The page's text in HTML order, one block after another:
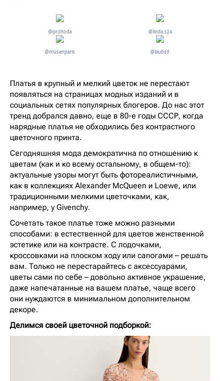
@prohoda @linda.sza
@musierparis @laubsd
Платья в крупный и мелкий цветок не перестают
появляться на страницах модных изданий и в
социальных сетях популярных блогеров. До нас этот
тренд добрался давно, еще в 80-е годы СССР, когда
нарядные платья не обходились без контрастного
цветочного принта.
Сегодняшняя мода демократична по отношению к
цветам (как и ко всему остальному, в общем-то):
актуальные узоры могут быть фотореалистичными,
как в коллекциях Alexander McQueen и Loewe, или
традиционными мелкими цветочками, как,
например, у Givenchy.
Сочетать такое платье тоже можно разными
способами: в естественной для цветов женственной
эстетике или на контрасте. С лодочками,
кроссовками на плоском ходу или сапогами – решать
вам. Только не перестарайтесь с аксессуарами,
цветы сами по себе – довольно активное украшение,
даже напечатанные на вашем платье, чаще всего
они нуждаются в минимальном дополнительном
декоре.
Делимся своей цветочной подборкой: